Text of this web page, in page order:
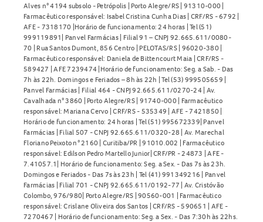
Alves n° 4194 subsolo - Petrópolis | Porto Alegre/RS | 91310-000 |
Farmacêutico responsável: Isabel Cristina Cunha Dias | CRF/RS - 6792 |
AFE - 7318170 |Horário de funcionamento: 24 horas | Tel (51)
999119891| Panvel Farmácias | Filial 91 – CNPJ 92.665.611/0080-
70 | Rua Santos Dumont, 856 Centro | PELOTAS/RS | 96020-380 |
Farmacêutico responsável: Daniela de Bittencourt Maia | CRF/RS -
589427 | AFE 7239474 |Horário de funcionamento: Seg. a Sab. - Das
7h às 22h. Domingos e Feriados – 8h às 22h | Tel (53) 999505659 |
Panvel Farmácias | Filial 464 - CNPJ 92.665.611/0270-24 | Av.
Cavalhada n° 3860 | Porto Alegre/RS | 91740-000 | Farmacêutico
responsável: Mariana Cervo | CRF/RS - 535349 | AFE - 7421850 |
Horário de funcionamento: 24 horas | Tel (51) 995672339| Panvel
Farmácias | Filial 507 - CNPJ 92.665.611/0320-28 | Av. Marechal
Floriano Peixoto n° 2160 | Curitiba/PR | 91010.002 | Farmacêutico
responsável: Edilson Pedro Martello Junior| CRF/PR - 24873 | AFE -
7.41057.1| Horário de funcionamento: Seg. a Sex. - Das 7s às 23h.
Domingos e Feriados - Das 7s às 23h | Tel (41) 991349216 | Panvel
Farmácias | Filial 701 - CNPJ 92.665.611/0192-77 | Av. Cristóvão
Colombo, 976/980| Porto Alegre/RS | 90560-001 | Farmacêutico
responsável: Crislane Oliveira dos Santos | CRF/RS - 590651 | AFE -
7270467 | Horário de funcionamento: Seg. a Sex. - Das 7:30h às 22hs.